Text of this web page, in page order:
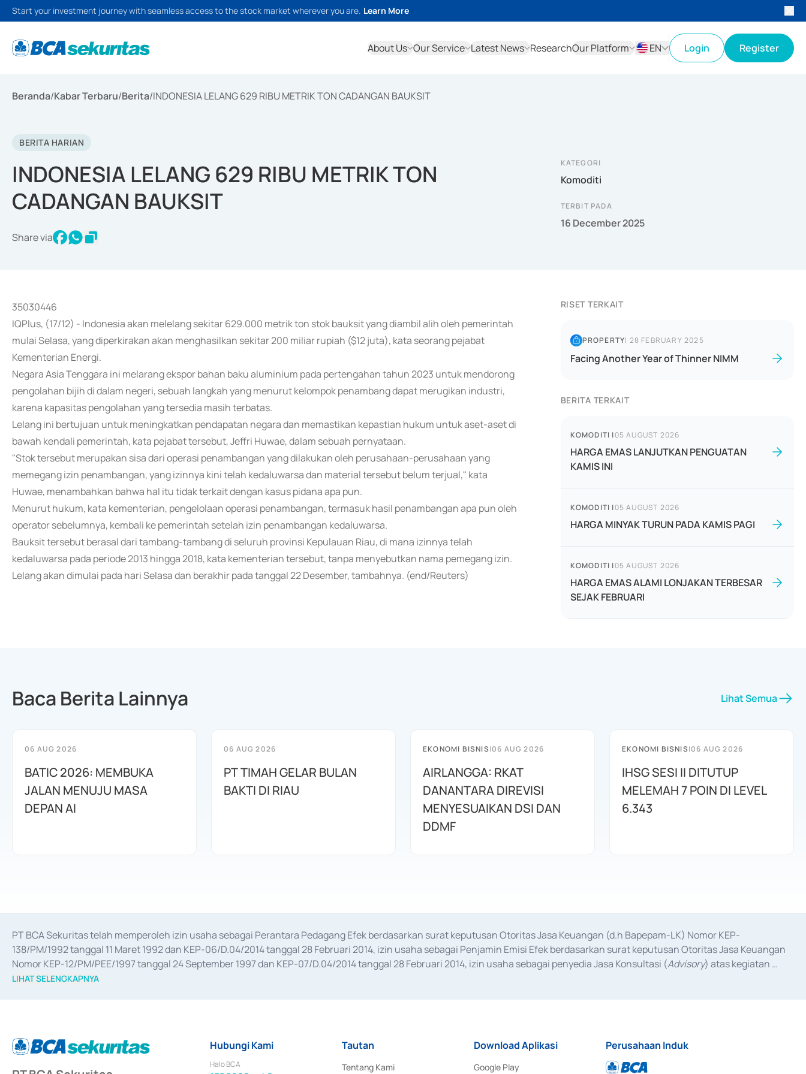
Start your investment journey with seamless access to the stock market wherever you are. Learn More
About Us Our Service Latest News ResearchOur Platform
EN
Login Register
Beranda/Kabar Terbaru/Berita/INDONESIA LELANG 629 RIBU METRIK TON CADANGAN BAUKSIT
BERITA HARIAN
INDONESIA LELANG 629 RIBU METRIK TON
CADANGAN BAUKSIT
Share via
KATEGORI
Komoditi
TERBIT PADA
16 December 2025
35030446
IQPlus, (17/12) - Indonesia akan melelang sekitar 629.000 metrik ton stok bauksit yang diambil alih oleh pemerintah
mulai Selasa, yang diperkirakan akan menghasilkan sekitar 200 miliar rupiah ($12 juta), kata seorang pejabat
Kementerian Energi.
Negara Asia Tenggara ini melarang ekspor bahan baku aluminium pada pertengahan tahun 2023 untuk mendorong
pengolahan bijih di dalam negeri, sebuah langkah yang menurut kelompok penambang dapat merugikan industri,
karena kapasitas pengolahan yang tersedia masih terbatas.
Lelang ini bertujuan untuk meningkatkan pendapatan negara dan memastikan kepastian hukum untuk aset-aset di
bawah kendali pemerintah, kata pejabat tersebut, Jeffri Huwae, dalam sebuah pernyataan.
"Stok tersebut merupakan sisa dari operasi penambangan yang dilakukan oleh perusahaan-perusahaan yang
memegang izin penambangan, yang izinnya kini telah kedaluwarsa dan material tersebut belum terjual," kata
Huwae, menambahkan bahwa hal itu tidak terkait dengan kasus pidana apa pun.
Menurut hukum, kata kementerian, pengelolaan operasi penambangan, termasuk hasil penambangan apa pun oleh
operator sebelumnya, kembali ke pemerintah setelah izin penambangan kedaluwarsa.
Bauksit tersebut berasal dari tambang-tambang di seluruh provinsi Kepulauan Riau, di mana izinnya telah
kedaluwarsa pada periode 2013 hingga 2018, kata kementerian tersebut, tanpa menyebutkan nama pemegang izin.
Lelang akan dimulai pada hari Selasa dan berakhir pada tanggal 22 Desember, tambahnya. (end/Reuters)
RISET TERKAIT
PROPERTY| 28 FEBRUARY 2025
Facing Another Year of Thinner NIMM
BERITA TERKAIT
KOMODITI |05 AUGUST 2026
HARGA EMAS LANJUTKAN PENGUATAN
KAMIS INI
KOMODITI |05 AUGUST 2026
HARGA MINYAK TURUN PADA KAMIS PAGI
KOMODITI |05 AUGUST 2026
HARGA EMAS ALAMI LONJAKAN TERBESAR
SEJAK FEBRUARI
Baca Berita Lainnya Lihat Semua
06 AUG 2026
BATIC 2026: MEMBUKA
JALAN MENUJU MASA
DEPAN AI
06 AUG 2026
PT TIMAH GELAR BULAN
BAKTI DI RIAU
EKONOMI BISNIS|06 AUG 2026
AIRLANGGA: RKAT
DANANTARA DIREVISI
MENYESUAIKAN DSI DAN
DDMF
EKONOMI BISNIS|06 AUG 2026
IHSG SESI II DITUTUP
MELEMAH 7 POIN DI LEVEL
6.343
PT BCA Sekuritas telah memperoleh izin usaha sebagai Perantara Pedagang Efek berdasarkan surat keputusan Otoritas Jasa Keuangan (d.h Bapepam-LK) Nomor KEP-
138/PM/1992 tanggal 11 Maret 1992 dan KEP-06/D.04/2014 tanggal 28 Februari 2014, izin usaha sebagai Penjamin Emisi Efek berdasarkan surat keputusan Otoritas Jasa Keuangan
Nomor KEP-12/PM/PEE/1997 tanggal 24 September 1997 dan KEP-07/D.04/2014 tanggal 28 Februari 2014, izin usaha sebagai penyedia Jasa Konsultasi (Advisory) atas kegiatan
merger, akuisisi, divestasi, dan
LIHAT SELENGKAPNYA
Hubungi Kami
Halo BCA
Tautan
Tentang Kami
Download Aplikasi
Google Play
Perusahaan Induk